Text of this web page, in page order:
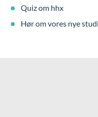
Quiz om hhx
Hør om vores nye